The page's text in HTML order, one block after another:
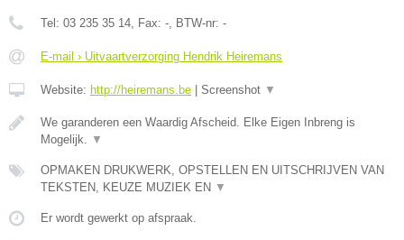
Tel: 03 235 35 14 , Fax: - , BTW-nr: -
E-mail › Uitvaartverzorging Hendrik Heiremans
Website: http://heiremans.be | Screenshot ▼
We garanderen een Waardig Afscheid. Elke Eigen Inbreng is
Mogelijk.
▼
OPMAKEN DRUKWERK, OPSTELLEN EN UITSCHRIJVEN VAN
TEKSTEN, KEUZE MUZIEK EN ▼
Er wordt gewerkt op afspraak.